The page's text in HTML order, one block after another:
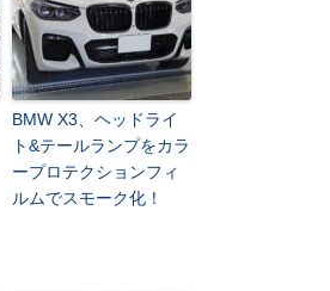
BMW X3、ヘッドライ
ト&テールランプをカラ
ープロテクションフィ
ルムでスモーク化！